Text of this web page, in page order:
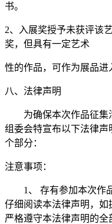
书。
2、入展奖授予未获评该
奖，但具有一定艺术
性的作品，可作为展品进
八、法律声明
为确保本次作品征集活
组委会特宣布以下法律
个部分：
注意事项：
1、 存有参加本次作品
仔细阅读本法律声明，
严格遵守本法律声明的全